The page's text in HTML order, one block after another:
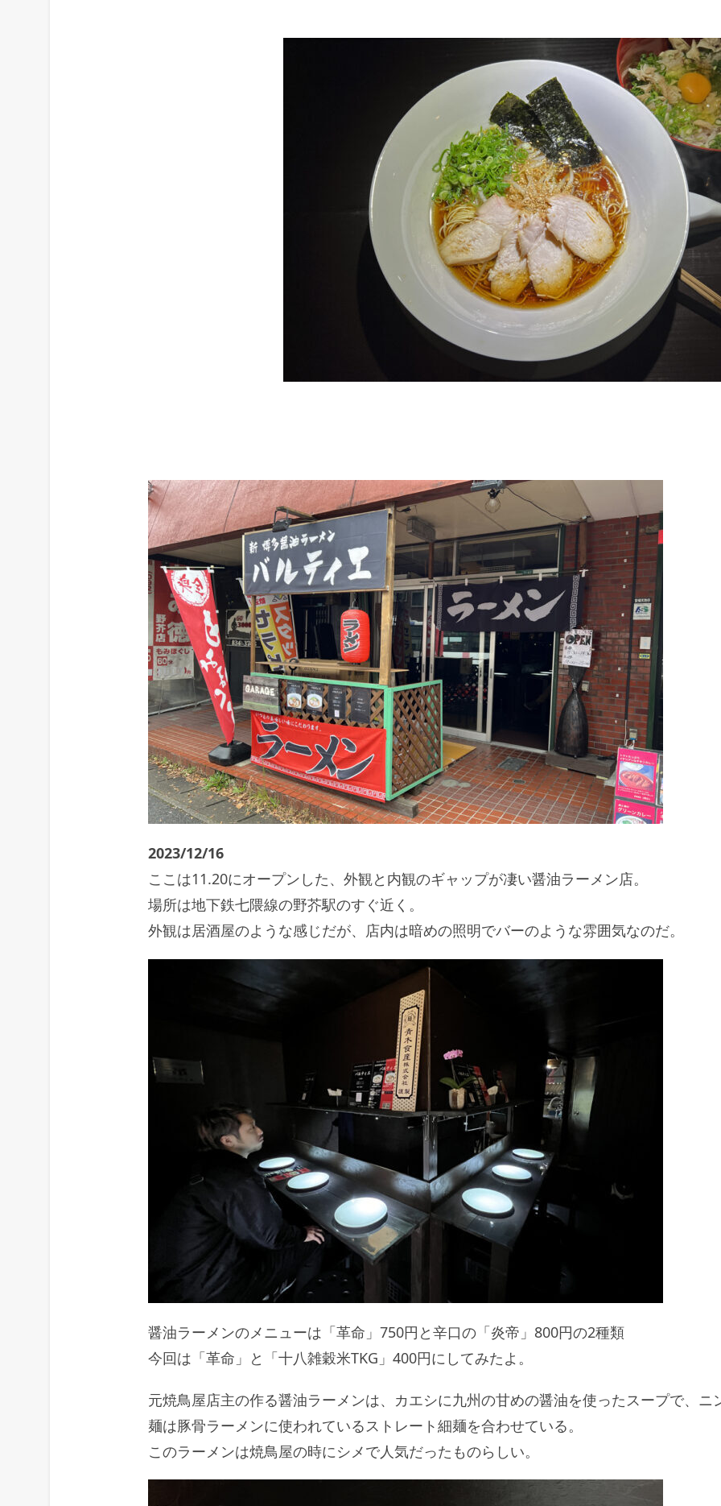
2023/12/16
ここは11.20にオープンした、外観と内観のギャップが凄い醤油ラーメン店。
場所は地下鉄七隈線の野芥駅のすぐ近く。
外観は居酒屋のような感じだが、店内は暗めの照明でバーのような雰囲気なのだ。
醤油ラーメンのメニューは「革命」750円と辛口の「炎帝」800円の2種類
今回は「革命」と「十八雑穀米TKG」400円にしてみたよ。
元焼鳥屋店主の作る醤油ラーメンは、カエシに九州の甘めの醤油を使ったスープで、ニ
麺は豚骨ラーメンに使われているストレート細麺を合わせている。
このラーメンは焼鳥屋の時にシメで人気だったものらしい。